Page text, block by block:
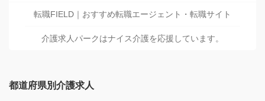
転職FIELD｜おすすめ転職エージェント・転職サイト
介護求人パークはナイス介護を応援しています。
都道府県別介護求人